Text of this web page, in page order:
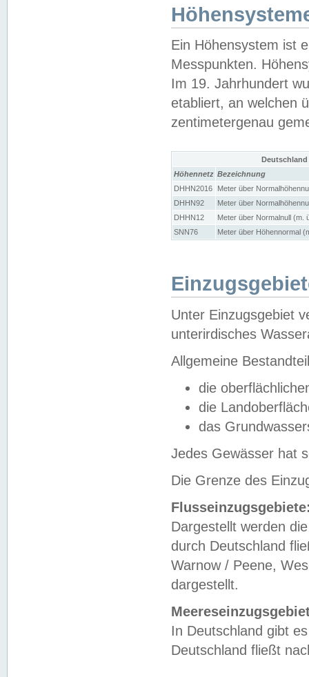
Ein Höhensystem ist
Messpunkten.
Im 19. Jahrhundert
etabliert, an welchen
zentimetergenau
Höhennetz Bezeichnung
DHHN2016
Meter über
DHHN92
Meter über
DHHN12
Meter über Normalnull (m.
SNN76
Meter über Höhennormal
Unter Einzugsgebiet
unterirdisches
Allgemeine
die
die
das
Jedes Gewässer hat
Die Grenze des
Dargestellt werden
durch Deutschland
Warnow / Peene,
dargestellt.
In Deutschland gibt
Deutschland fließt